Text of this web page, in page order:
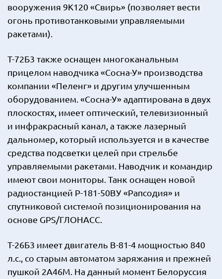
вооружения 9К120 «Свирь» (позволяет вести
огонь противотанковыми управляемыми
ракетами).
Т-72Б3 также оснащен многоканальным
прицелом наводчика «Сосна-У» производства
компании «Пеленг» и другим улучшенным
оборудованием. «Сосна-У» адаптирована в двух
плоскостях, имеет оптический, телевизионный
и инфракрасный канал, а также лазерный
дальномер, который используется и в качестве
средства подсветки целей при стрельбе
управляемыми ракетами. Наводчик и командир
имеют свои мониторы. Танк оснащен новой
радиостанцией Р-181-50ВУ «Рапсодия» и
спутниковой системой позиционирования на
основе GPS/ГЛОНАСС.
Т-26Б3 имеет двигатель В-81-4 мощностью 840
л.с., со старым автоматом заряжания и прежней
пушкой 2А46М. На данный момент Белоруссия